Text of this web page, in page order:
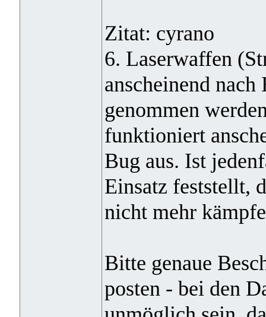
Zitat: cyrano
6. Laserwaffen
anscheinend
genommen
funktioniert
Bug aus. Ist
Einsatz feststellt,
nicht mehr
Bitte genaue
posten - bei den